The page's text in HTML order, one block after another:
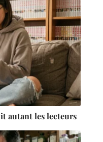
autant les lecteurs